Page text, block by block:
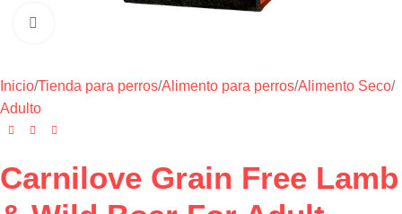
Inicio/Tienda para perros/Alimento para perros/Alimento Seco/
Adulto
Carnilove Grain Free Lamb